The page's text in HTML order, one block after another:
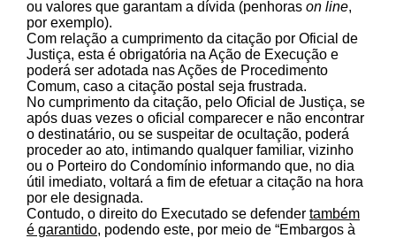
ou valores que garantam a dívida (penhoras on line,
por exemplo).
Com relação a cumprimento da citação por Oficial de
Justiça, esta é obrigatória na Ação de Execução e
poderá ser adotada nas Ações de Procedimento
Comum, caso a citação postal seja frustrada.
No cumprimento da citação, pelo Oficial de Justiça, se
após duas vezes o oficial comparecer e não encontrar
o destinatário, ou se suspeitar de ocultação, poderá
proceder ao ato, intimando qualquer familiar, vizinho
ou o Porteiro do Condomínio informando que, no dia
útil imediato, voltará a fim de efetuar a citação na hora
por ele designada.
Contudo, o direito do Executado se defender também
é garantido, podendo este, por meio de “Embargos à